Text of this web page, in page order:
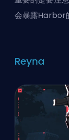
会暴露Harbor
Reyna